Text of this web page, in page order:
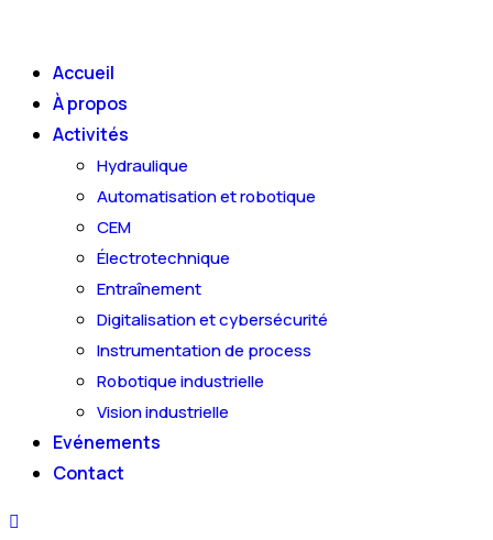
contentAccueil
À propos
Activités
Hydraulique
Automatisation et robotique
CEM
Électrotechnique
Entraînement
Digitalisation et cybersécurité
Instrumentation de process
Robotique industrielle
Vision industrielle
Evénements
Contact